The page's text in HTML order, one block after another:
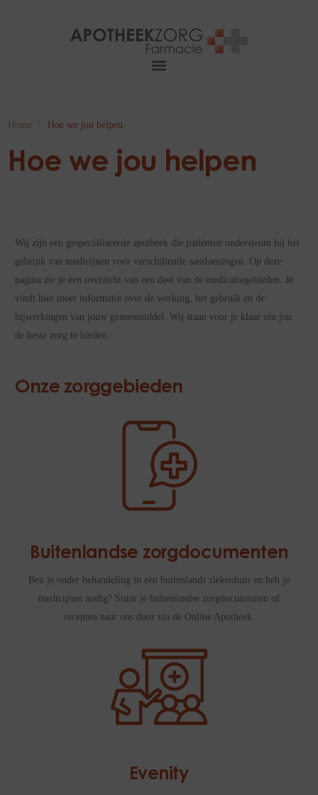
Home Hoe we jou helpen
Hoe we jou helpen
Wij zijn een gespecialiseerde apotheek die patiënten ondersteunt bij het
gebruik van medicijnen voor verschillende aandoeningen. Op deze
pagina zie je een overzicht van een deel van de medicatiegebieden. Je
vindt hier meer informatie over de werking, het gebruik en de
bijwerkingen van jouw geneesmiddel. Wij staan voor je klaar om jou
de beste zorg te bieden.
Onze zorggebieden
Buitenlandse zorgdocumenten
Ben je onder behandeling in een buitenlands ziekenhuis en heb je
medicijnen nodig? Stuur je buitenlandse zorgdocumenten of
recepten naar ons door via de Online Apotheek.
Evenity